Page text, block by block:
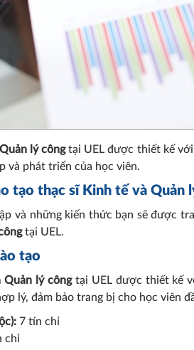
lý côngtại UEL được thiết kế
và phát triển của học viên.
tạo thạc sĩ Kinh tế và Quản
và những kiến thức bạn sẽ được
tại UEL.
tạo
Quản lý côngtại UEL được thiết kế
lý, đảm bảo trang bị cho học viên
7 tín chỉ
chỉUEL công bố ngưỡng đảm